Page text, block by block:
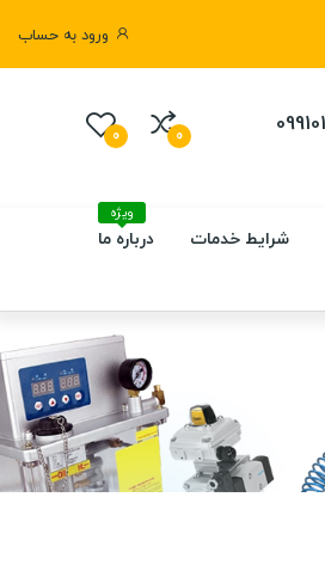
ورود به حساب
0
0
شرایط خدمات درباره ما
ویژه